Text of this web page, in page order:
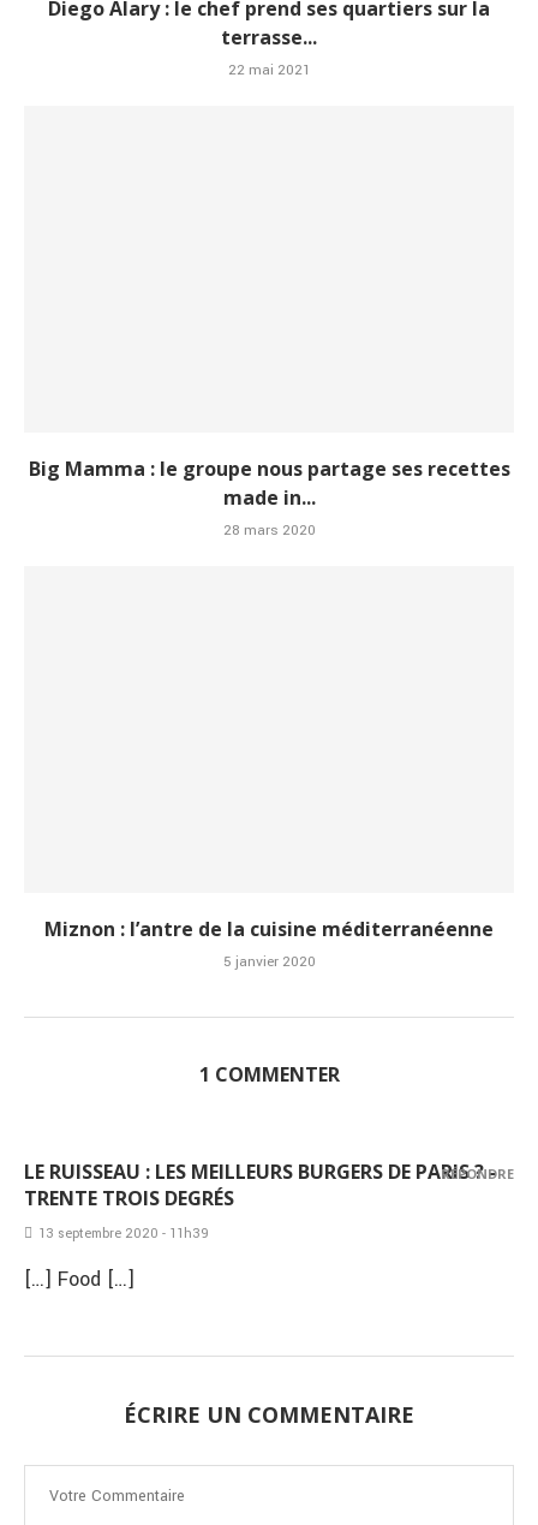
Diego Alary : le chef prend ses quartiers sur la
terrasse...
22 mai 2021
Big Mamma : le groupe nous partage ses recettes
made in...
28 mars 2020
Miznon : l’antre de la cuisine méditerranéenne
5 janvier 2020
1 COMMENTER
LE RUISSEAU : LES MEILLEURS BURGERS DE PARIS ? -
TRENTE TROIS DEGRÉS
13 septembre 2020 - 11h39
[…] Food […]
RÉPONDRE
ÉCRIRE UN COMMENTAIRE